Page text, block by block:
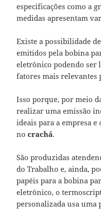
especificações como a
medidas apresentam
Existe a possibilidade
emitidos pela bobina
eletrônico podendo ser
fatores mais relevantes
Isso porque, por meio
realizar uma emissão
ideais para a empresa
nocrachá.
São produzidas
do Trabalho e, ainda,
papéis para a bobina
eletrônico, o
personalizada usa uma